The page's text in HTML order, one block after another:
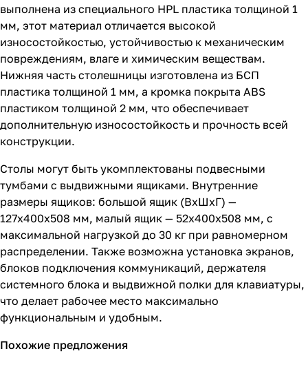
выполнена из специального HPL пластика толщиной 1
мм, этот материал отличается высокой
износостойкостью, устойчивостью к механическим
повреждениям, влаге и химическим веществам.
Нижняя часть столешницы изготовлена из БСП
пластика толщиной 1 мм, а кромка покрыта ABS
пластиком толщиной 2 мм, что обеспечивает
дополнительную износостойкость и прочность всей
конструкции.
Столы могут быть укомплектованы подвесными
тумбами с выдвижными ящиками. Внутренние
размеры ящиков: большой ящик (ВхШхГ) —
127х400х508 мм, малый ящик — 52х400х508 мм, с
максимальной нагрузкой до 30 кг при равномерном
распределении. Также возможна установка экранов,
блоков подключения коммуникаций, держателя
системного блока и выдвижной полки для клавиатуры,
что делает рабочее место максимально
функциональным и удобным.
Похожие предложения